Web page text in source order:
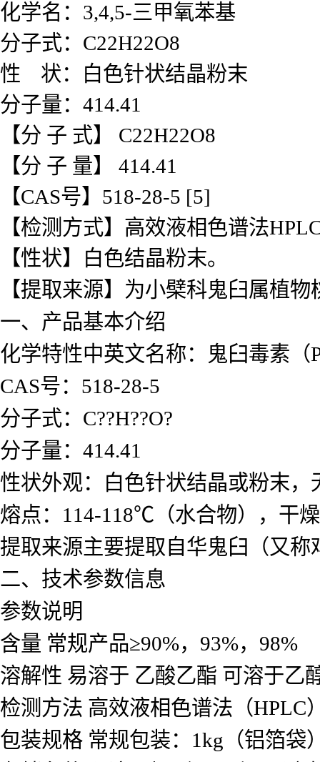
化学名：3,4,5-三甲氧苯基
分子式：C22H22O8
性 状：白色针状结晶粉末
分子量：414.41
【分 子 式】 C22H22O8
【分 子 量】 414.41
【CAS号】518-28-5 [5]
【检测方式】高效液相色谱法
【性状】白色结晶粉末。
【提取来源】为小檗科鬼臼属植
一、产品基本介绍
化学特性中英文名称：鬼臼毒素（
CAS号：518-28-5
分子式：C??H??O?
分子量：414.41
性状外观：白色针状结晶或粉末，
熔点：114-118℃（水合物），干
提取来源主要提取自华鬼臼（又
二、技术参数信息
参数说明
含量 常规产品≥90%，93%，98%
溶解性 易溶于 乙酸乙酯 可溶于
检测方法 高效液相色谱法（
包装规格 常规包装：1kg（铝箔